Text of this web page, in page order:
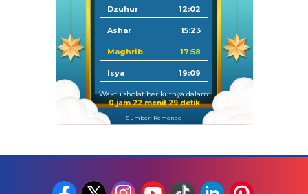
Dzuhur 12:02
Ashar 15:23
Maghrib 17:58
Isya 19:09
Waktu sholat berikutnya dalam:
0 jam 22 menit 28 detik
Sumber: Kemenag